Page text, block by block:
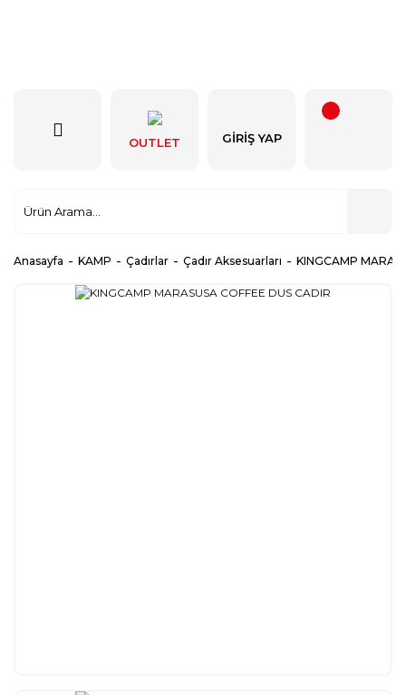
OUTLET GIRIŞ YAP
Anasayfa KAMP Çadırlar Çadır Aksesuarları KINGCAMP